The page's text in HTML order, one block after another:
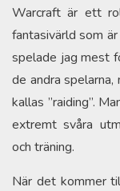
Warcraft är ett
fantasivärld som
spelade jag mest
de andra
kallas ”raiding”.
extremt svåra
och träning.
När det kommer